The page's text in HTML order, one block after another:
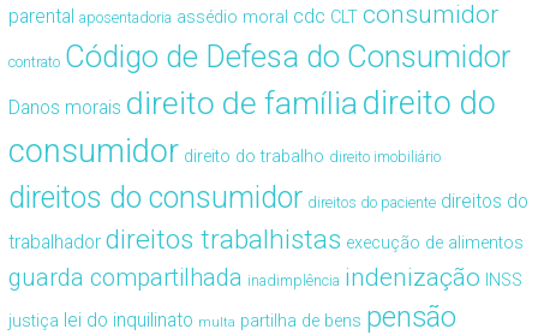
parental aposentadoria assédio moral cdc CLT consumidor
contrato Código de Defesa do Consumidor
Danos morais direito de famíliadireito do
consumidor direito do trabalho direito imobiliário
direitos do consumidor direitos do paciente direitos do
trabalhador direitos trabalhistas execução de alimentos
guarda compartilhada inadimplência indenização INSS
justiça lei do inquilinato multa partilha de bens pensão